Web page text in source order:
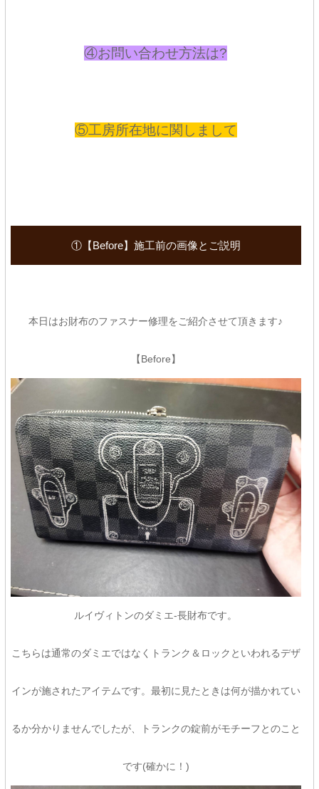
④お問い合わせ方法は?
⑤工房所在地に関しまして
①【Before】施工前の画像とご説明
本日はお財布のファスナー修理をご紹介させて頂きます♪
【Before】
ルイヴィトンのダミエ-長財布です。
こちらは通常のダミエではなくトランク＆ロックといわれるデザ
インが施されたアイテムです。最初に見たときは何が描かれてい
るか分かりませんでしたが、トランクの錠前がモチーフとのこと
です(確かに！)